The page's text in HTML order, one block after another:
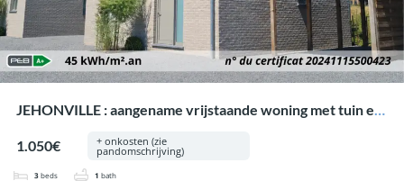
JEHONVILLE : aangename vrijstaande woning met tuin en
1.050€
+ onkosten (zie
pandomschrijving)
3 beds 1 bath